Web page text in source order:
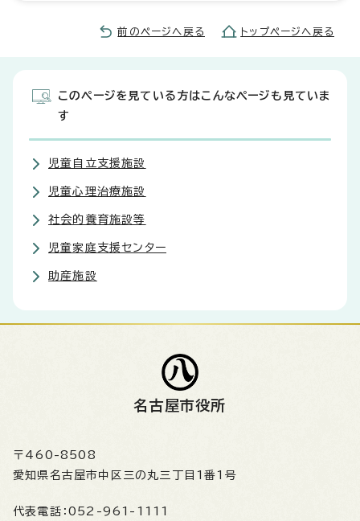
前のページへ戻る トップページへ戻る
このページを見ている方はこんなページも見ていま
す
児童自立支援施設
児童心理治療施設
社会的養育施設等
児童家庭支援センター
助産施設
名古屋市役所
〒460-8508
愛知県名古屋市中区三の丸三丁目1番1号
代表電話： 052-961-1111